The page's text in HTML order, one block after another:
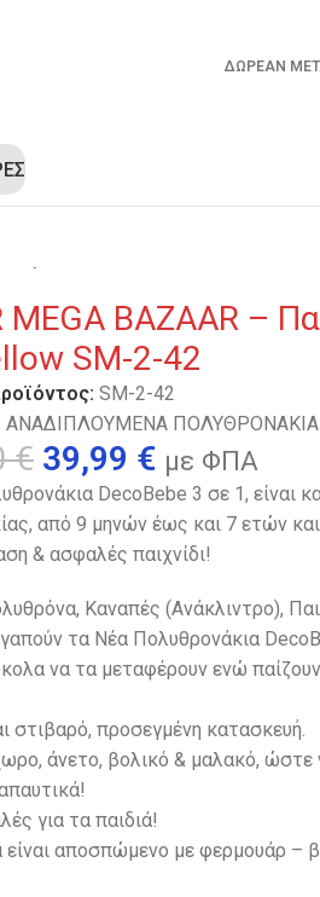
ΔΩΡΕΑΝ
MEGA BAZAAR –
SM-2-42
SM-2-42
ΑΝΑΔΙΠΛΟΥΜΕΝΑ ΠΟΛΥΘΡΟΝΑΚΙΑ
€ 39,99 € με ΦΠΑ
DecoBebe 3 σε 1, είναι
από 9 μηνών έως και 7 ετών και
& ασφαλές παιχνίδι!
Καναπές (Ανάκλιντρο),
τα Νέα Πολυθρονάκια
να τα μεταφέρουν ενώ
στιβαρό, προσεγμένη κατασκευή.
άνετο, βολικό & μαλακό, ώστε
για τα παιδιά!
είναι αποσπώμενο με φερμουάρ –